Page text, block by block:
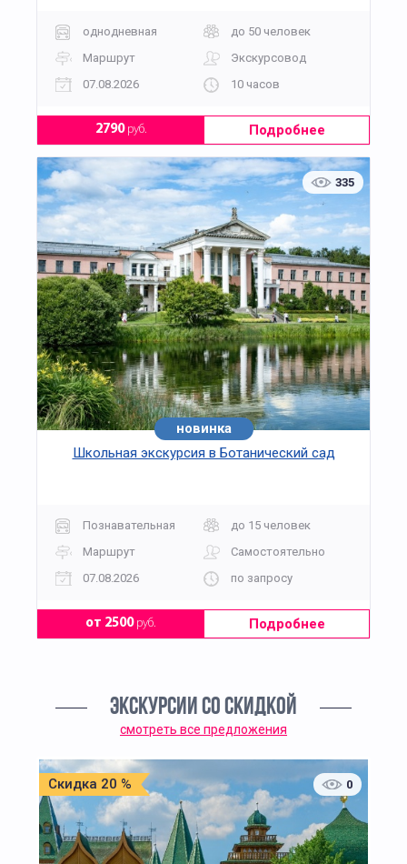
однодневная
до 50 человек
Маршрут
Экскурсовод
07.08.2026
10 часов
2790руб. Подробнее
335
новинка
Школьная экскурсия в Ботанический сад
Познавательная
до 15 человек
Маршрут
Самостоятельно
07.08.2026
по запросу
от 2500руб. Подробнее
ЭКСКУРСИИ СО СКИДКОЙ
смотреть все предложения
Скидка 20 % 0